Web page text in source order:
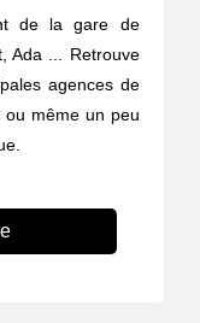
de la gare de
Ada ... Retrouve
agences de
ou même un peu